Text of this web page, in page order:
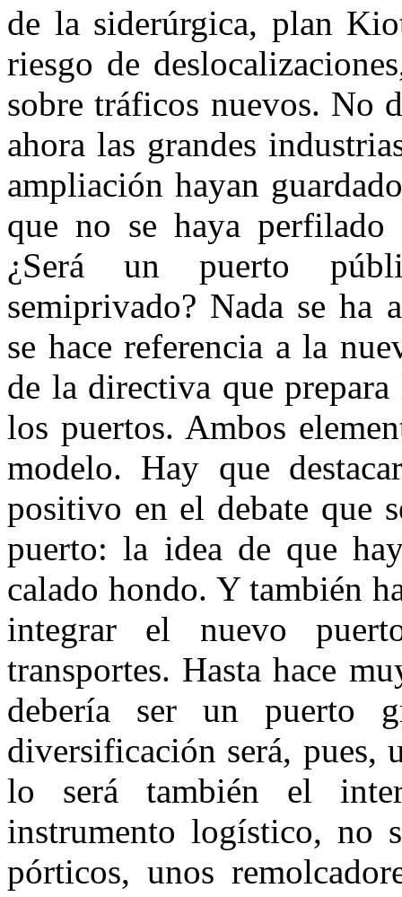
de la siderúrgica, plan
riesgo de
sobre tráficos nuevos. No
ahora las grandes
ampliación hayan
que no se haya
¿Será un puerto
semiprivado? Nada se ha
se hace referencia a la
de la directiva que
los puertos. Ambos
modelo. Hay que
positivo en el debate que
puerto: la idea de que
calado hondo. Y también
integrar el nuevo
transportes. Hasta hace
debería ser un puerto
diversificación será, pues,
lo será también el
instrumento logístico, no
pórticos, unos